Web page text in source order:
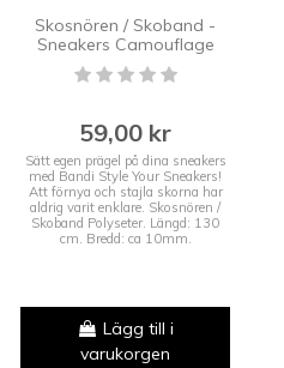
Skosnören / Skoband -
Sneakers Camouflage
59,00 kr
Sätt egen prägel på dina sneakers
med Bandi Style Your Sneakers!
Att förnya och stajla skorna har
aldrig varit enklare. Skosnören /
Skoband Polyseter. Längd: 130
cm. Bredd: ca 10mm.
Lägg till i
varukorgen